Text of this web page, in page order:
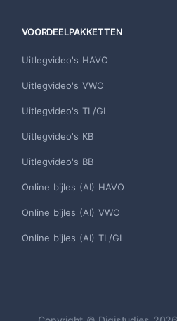
VOORDEELPAKKETTEN
Uitlegvideo's HAVO
Uitlegvideo's VWO
Uitlegvideo's TL/GL
Uitlegvideo's KB
Uitlegvideo's BB
Online bijles (AI) HAVO
Online bijles (AI) VWO
Online bijles (AI) TL/GL